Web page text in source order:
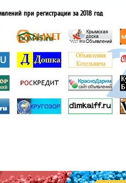
при регистрации за 2018 год